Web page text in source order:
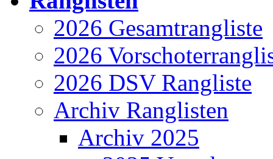
2026 Gesamtrangliste
2026
2026 DSV Rangliste
Archiv Ranglisten
Archiv 2025